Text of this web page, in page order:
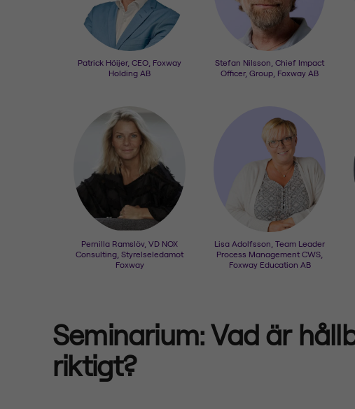
Patrick Höijer, CEO, Foxway
Holding AB
Stefan Nilsson, Chief Impact
Officer, Group, Foxway AB
Pernilla Ramslöv, VD NOX
Consulting, Styrelseledamot
Foxway
Lisa Adolfsson, Team Leader
Process Management CWS,
Foxway Education AB
Seminarium: Vad är
riktigt?